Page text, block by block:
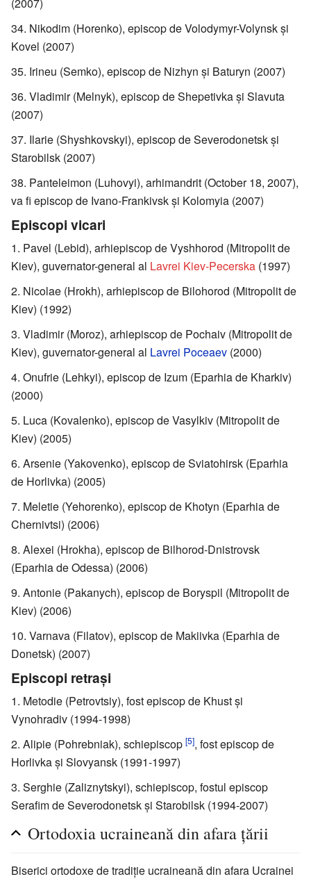
Nikodim (Horenko), episcop de Volodymyr-Volynsk şi
Kovel (2007)
Irineu (Semko), episcop de Nizhyn şi Baturyn (2007)
Vladimir (Melnyk), episcop de Shepetivka şi Slavuta
(2007)
Ilarie (Shyshkovskyi), episcop de Severodonetsk şi
Starobilsk (2007)
Panteleimon (Luhovyi), arhimandrit (October 18, 2007),
va fi episcop de Ivano-Frankivsk şi Kolomyia (2007)
Episcopi vicari
Pavel (Lebid), arhiepiscop de Vyshhorod (Mitropolit de
Kiev), guvernator-general al Lavrei Kiev-Pecerska (1997)
Nicolae (Hrokh), arhiepiscop de Bilohorod (Mitropolit de
Kiev) (1992)
Vladimir (Moroz), arhiepiscop de Pochaiv (Mitropolit de
Kiev), guvernator-general al Lavrei Poceaev (2000)
Onufrie (Lehkyi), episcop de Izum (Eparhia de Kharkiv)
(2000)
Luca (Kovalenko), episcop de Vasylkiv (Mitropolit de
Kiev) (2005)
Arsenie (Yakovenko), episcop de Sviatohirsk (Eparhia
de Horlivka) (2005)
Meletie (Yehorenko), episcop de Khotyn (Eparhia de
Chernivtsi) (2006)
Alexei (Hrokha), episcop de Bilhorod-Dnistrovsk
(Eparhia de Odessa) (2006)
Antonie (Pakanych), episcop de Boryspil (Mitropolit de
Kiev) (2006)
Varnava (Filatov), episcop de Makiivka (Eparhia de
Donetsk) (2007)
Episcopi retraşi
Metodie (Petrovtsiy), fost episcop de Khust şi
Vynohradiv (1994-1998)
Alipie (Pohrebniak), schiepiscop [5], fost episcop de
Horlivka şi Slovyansk (1991-1997)
Serghie (Zaliznytskyi), schiepiscop, fostul episcop
Serafim de Severodonetsk şi Starobilsk (1994-2007)
Ortodoxia ucraineană din afara ţării
Biserici ortodoxe de tradiţie ucraineană din afara Ucrainei